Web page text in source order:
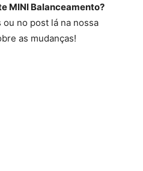
MINI Balanceamento?
no post lá na nossa
as mudanças!